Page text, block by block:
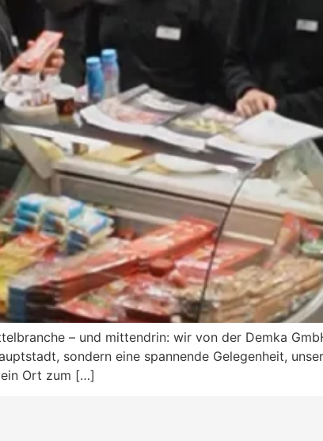
– und mittendrin: wir von der Demka
sondern eine spannende Gelegenheit,
ein Ort zum […]